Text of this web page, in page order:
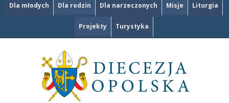
Dla młodych Dla rodzin Dla narzeczonych Misje Liturgia
Projekty Turystyka